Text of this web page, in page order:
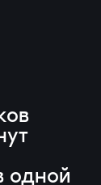
одной